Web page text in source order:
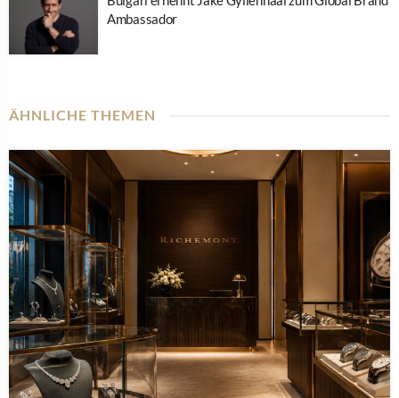
Ambassador
ÄHNLICHE THEMEN